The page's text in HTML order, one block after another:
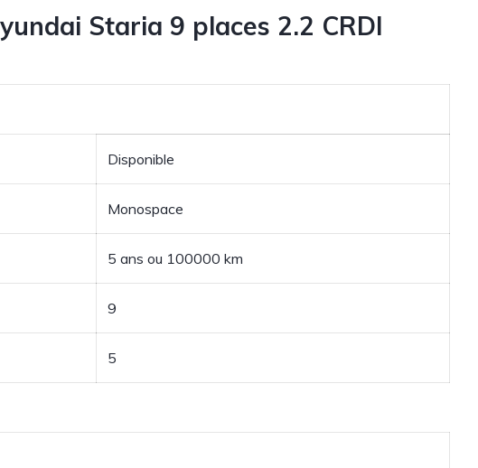
Staria 9 places 2.2 CRDI
Disponible
Monospace
5 ans ou 100000 km
9
5